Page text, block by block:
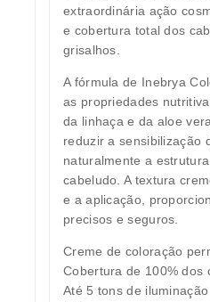
extraordinária ação
e cobertura total dos
grisalhos.
A fórmula de Inebrya
as propriedades
da linhaça e da aloe
reduzir a sensibilização
naturalmente a
cabeludo. A textura
e a aplicação,
precisos e seguros.
Creme de coloração
Cobertura de 100% dos
Até 5 tons de iluminação